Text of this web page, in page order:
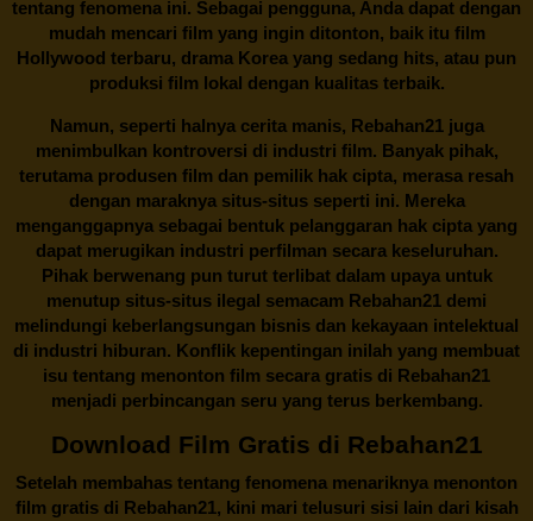
tentang fenomena ini. Sebagai pengguna, Anda dapat dengan
mudah mencari film yang ingin ditonton, baik itu film
Hollywood terbaru, drama Korea yang sedang hits, atau pun
produksi film lokal dengan kualitas terbaik.
Namun, seperti halnya cerita manis, Rebahan21juga
menimbulkan kontroversi di industri film. Banyak pihak,
terutama produsen film dan pemilik hak cipta, merasa resah
dengan maraknya situs-situs seperti ini. Mereka
menganggapnya sebagai bentuk pelanggaran hak cipta yang
dapat merugikan industri perfilman secara keseluruhan.
Pihak berwenang pun turut terlibat dalam upaya untuk
menutup situs-situs ilegal semacam Rebahan21 demi
melindungi keberlangsungan bisnis dan kekayaan intelektual
di industri hiburan. Konflik kepentingan inilah yang membuat
isu tentang menonton film secara gratis di Rebahan21
menjadi perbincangan seru yang terus berkembang.
Download Film Gratis di Rebahan21
Setelah membahas tentang fenomena menariknya menonton
film gratis di Rebahan21, kini mari telusuri sisi lain dari kisah